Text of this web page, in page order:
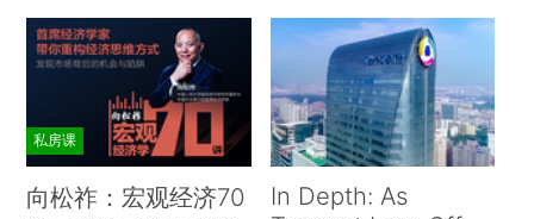
私房课
向松祚：宏观经济70
In Depth: As